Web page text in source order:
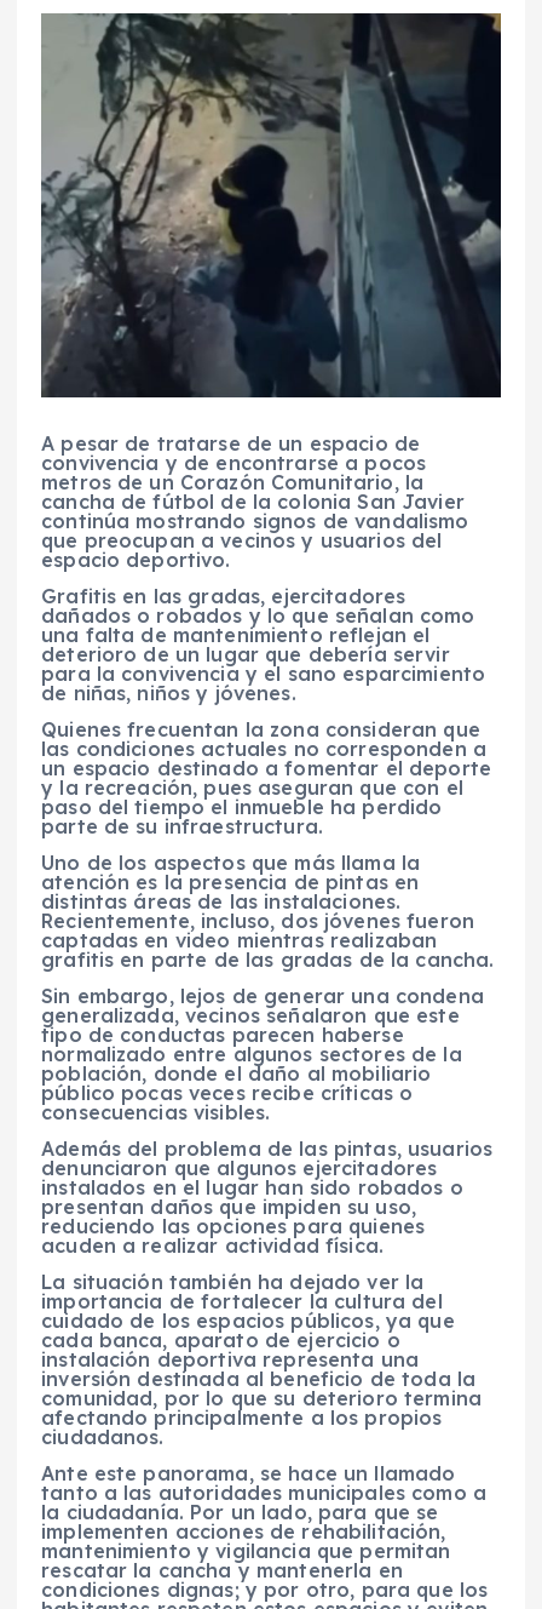
A pesar de tratarse de un espacio de
convivencia y de encontrarse a pocos
metros de un Corazón Comunitario, la
cancha de fútbol de la colonia San Javier
continúa mostrando signos de vandalismo
que preocupan a vecinos y usuarios del
espacio deportivo.
Grafitis en las gradas, ejercitadores
dañados o robados y lo que señalan como
una falta de mantenimiento reflejan el
deterioro de un lugar que debería servir
para la convivencia y el sano esparcimiento
de niñas, niños y jóvenes.
Quienes frecuentan la zona consideran que
las condiciones actuales no corresponden a
un espacio destinado a fomentar el deporte
y la recreación, pues aseguran que con el
paso del tiempo el inmueble ha perdido
parte de su infraestructura.
Uno de los aspectos que más llama la
atención es la presencia de pintas en
distintas áreas de las instalaciones.
Recientemente, incluso, dos jóvenes fueron
captadas en video mientras realizaban
grafitis en parte de las gradas de la cancha.
Sin embargo, lejos de generar una condena
generalizada, vecinos señalaron que este
tipo de conductas parecen haberse
normalizado entre algunos sectores de la
población, donde el daño al mobiliario
público pocas veces recibe críticas o
consecuencias visibles.
Además del problema de las pintas, usuarios
denunciaron que algunos ejercitadores
instalados en el lugar han sido robados o
presentan daños que impiden su uso,
reduciendo las opciones para quienes
acuden a realizar actividad física.
La situación también ha dejado ver la
importancia de fortalecer la cultura del
cuidado de los espacios públicos, ya que
cada banca, aparato de ejercicio o
instalación deportiva representa una
inversión destinada al beneficio de toda la
comunidad, por lo que su deterioro termina
afectando principalmente a los propios
ciudadanos.
Ante este panorama, se hace un llamado
tanto a las autoridades municipales como a
la ciudadanía. Por un lado, para que se
implementen acciones de rehabilitación,
mantenimiento y vigilancia que permitan
rescatar la cancha y mantenerla en
condiciones dignas; y por otro, para que los